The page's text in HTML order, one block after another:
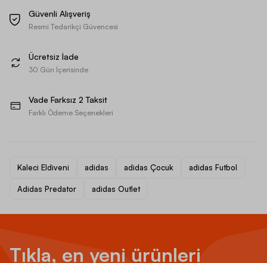
Güvenli Alışveriş
Resmi Tedarikçi Güvencesi
Ücretsiz İade
30 Gün İçerisinde
Vade Farksız 2 Taksit
Farklı Ödeme Seçenekleri
Kaleci Eldiveni adidas adidas Çocuk adidas Futbol
Adidas Predator adidas Outlet
Tıkla, en yeni ürünleri